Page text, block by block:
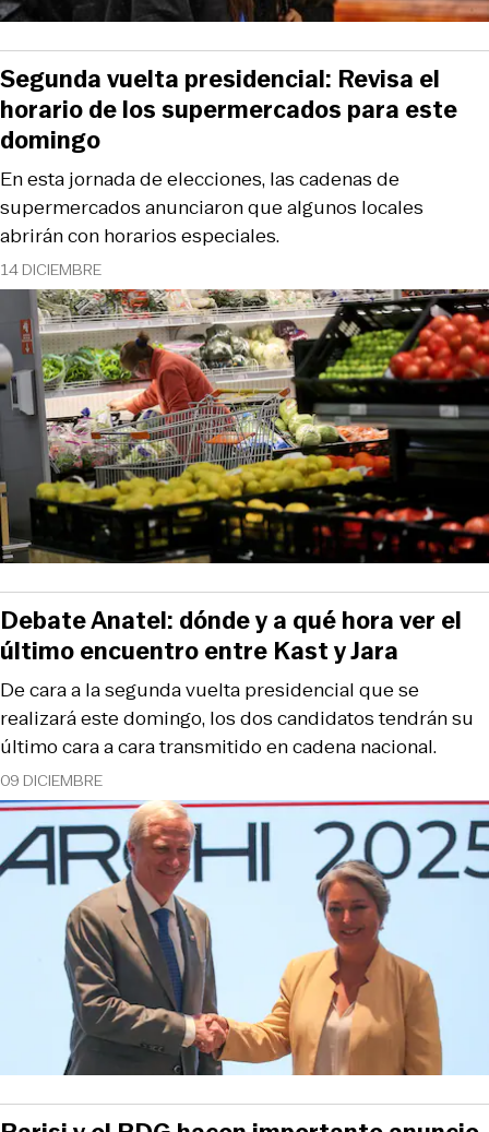
14 DICIEMBRE
En esta jornada de elecciones, las cadenas de
supermercados anunciaron que algunos locales
abrirán con horarios especiales.
Segunda vuelta presidencial: Revisa el
horario de los supermercados para este
domingo
09 DICIEMBRE
De cara a la segunda vuelta presidencial que se
realizará este domingo, los dos candidatos tendrán su
último cara a cara transmitido en cadena nacional.
Debate Anatel: dónde y a qué hora ver el
último encuentro entre Kast y Jara